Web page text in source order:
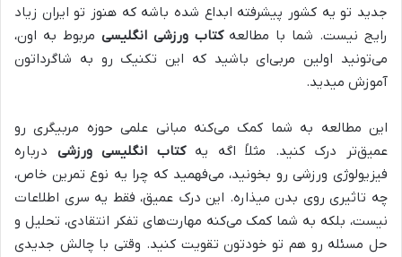
جدید تو یه کشور پیشرفته ابداع شده باشه که هنوز تو ایران زیاد
رایج نیست. شما با مطالعهکتاب ورزشی انگلیسی مربوط به اون،
می‌تونید اولین مربی‌ای باشید که این تکنیک رو به شاگرداتون
آموزش میدید.
این مطالعه به شما کمک می‌کنه مبانی علمی حوزه مربیگری رو
عمیق‌تر درک کنید. مثلاً اگه یهکتاب انگلیسی ورزشی درباره
فیزیولوژی ورزشی رو بخونید، می‌فهمید که چرا یه نوع تمرین خاص،
چه تاثیری روی بدن میذاره. این درک عمیق، فقط یه سری اطلاعات
نیست، بلکه به شما کمک می‌کنه مهارت‌های تفکر انتقادی، تحلیل و
حل مسئله رو هم تو خودتون تقویت کنید. وقتی با چالش جدیدی